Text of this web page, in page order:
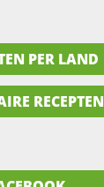
PER LAND
RECEPTEN